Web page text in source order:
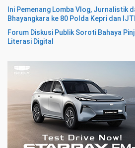
Ini Pemenang Lomba Vlog, Jurnalistik
Bhayangkara ke 80 Polda Kepri dan IJTI
Forum Diskusi Publik Soroti Bahaya
Literasi Digital